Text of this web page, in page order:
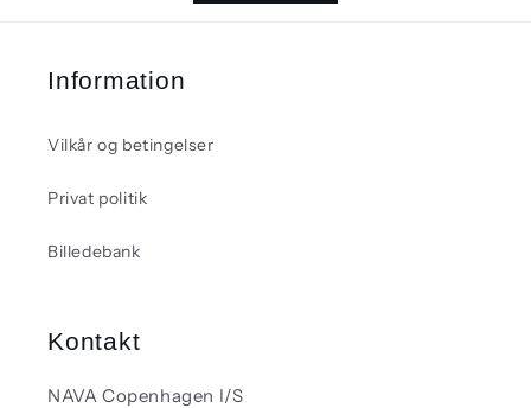
Information
Vilkår og betingelser
Privat politik
Billedebank
Kontakt
NAVA Copenhagen I/S